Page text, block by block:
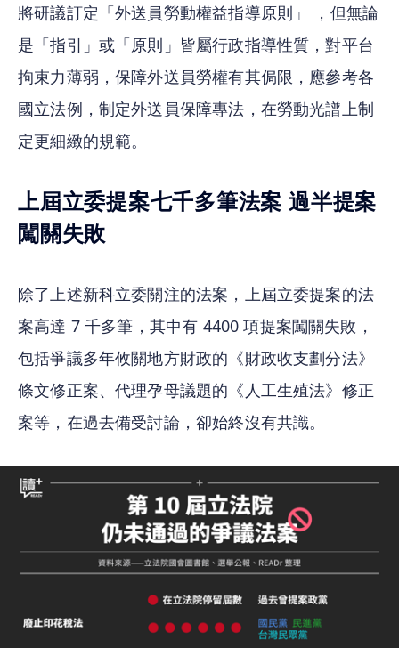
將研議訂定「外送員勞動權益指導原則」 ，但無論
是「指引」或「原則」皆屬行政指導性質，對平台
拘束力薄弱，保障外送員勞權有其侷限，應參考各
國立法例，制定外送員保障專法，在勞動光譜上制
定更細緻的規範。
上屆立委提案七千多筆法案 過半提案
闖關失敗
除了上述新科立委關注的法案，上屆立委提案的法
案高達 7 千多筆，其中有 4400 項提案闖關失敗，
包括爭議多年攸關地方財政的《財政收支劃分法》
條文修正案、代理孕母議題的《人工生殖法》修正
案等，在過去備受討論，卻始終沒有共識。